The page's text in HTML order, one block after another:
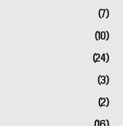
(7)
(10)
(24)
(3)
(2)